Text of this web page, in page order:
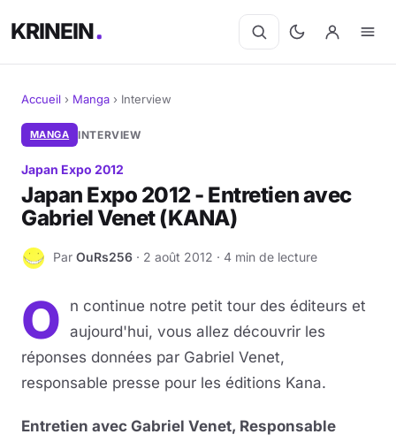
KRINEIN
Cinéma
Séries
Manga
BD
Livres
Jeux vidéo
Jeux de société
Musique
Accueil › Manga › Interview
MANGA INTERVIEW
Japan Expo 2012
Japan Expo 2012 - Entretien avec
Gabriel Venet (KANA)
O Par OuRs256 · 2 août 2012 · 4 min de lecture
O
n continue notre petit tour des éditeurs et
aujourd'hui, vous allez découvrir les
réponses données par Gabriel Venet,
responsable presse pour les éditions Kana.
Entretien avec Gabriel Venet, Responsable